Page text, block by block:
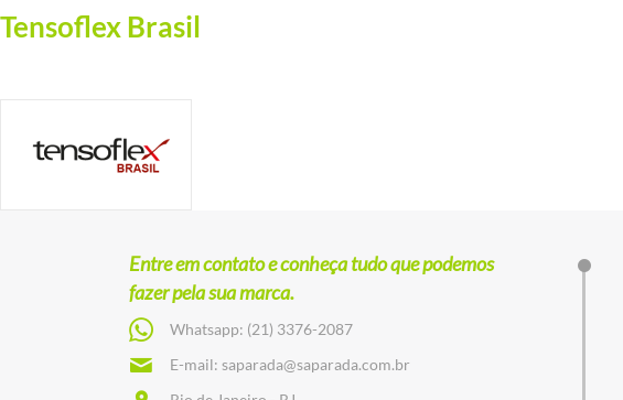
Tensoflex Brasil
Entre em contato e conheça tudo que podemos
fazer pela sua marca.
Whatsapp: (21) 3376-2087
E-mail: saparada@saparada.com.br